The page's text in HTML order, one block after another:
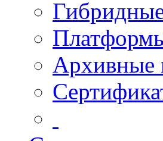
Архивные